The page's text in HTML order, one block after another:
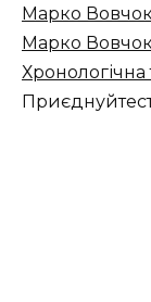
Марко Вовчок
Марко Вовчок: